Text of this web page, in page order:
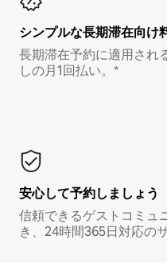
シンプルな長期滞在向け
長期滞在予約に適用され
しの月1回払い。*
安心して予約しましょう
信頼できるゲストコミュ
き、24時間365日対応の